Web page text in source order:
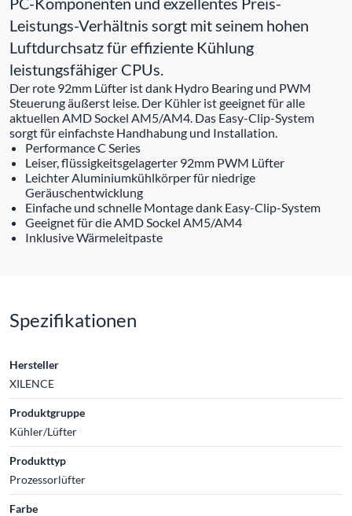
Leistungs-Verhältnis sorgt mit seinem hohen
Luftdurchsatz für effiziente Kühlung
leistungsfähiger CPUs.
Der rote 92mm Lüfter ist dank Hydro Bearing und PWM
Steuerung äußerst leise. Der Kühler ist geeignet für alle
aktuellen AMD Sockel AM5/AM4. Das Easy-Clip-System
sorgt für einfachste Handhabung und Installation.
Performance C Series
Leiser, flüssigkeitsgelagerter 92mm PWM Lüfter
Leichter Aluminiumkühlkörper für niedrige
Geräuschentwicklung
Einfache und schnelle Montage dank Easy-Clip-System
Geeignet für die AMD Sockel AM5/AM4
Inklusive Wärmeleitpaste
Spezifikationen
Hersteller
XILENCE
Produktgruppe
Kühler/Lüfter
Produkttyp
Prozessorlüfter
Farbe